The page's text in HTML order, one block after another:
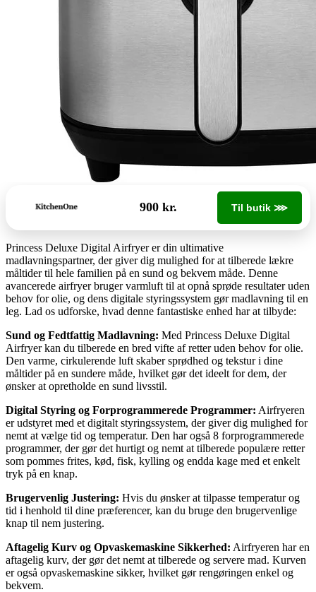
900 kr. Til butik ⋙
Princess Deluxe Digital Airfryer er din ultimative
madlavningspartner, der giver dig mulighed for at tilberede lækre
måltider til hele familien på en sund og bekvem måde. Denne
avancerede airfryer bruger varmluft til at opnå sprøde resultater uden
behov for olie, og dens digitale styringssystem gør madlavning til en
leg. Lad os udforske, hvad denne fantastiske enhed har at tilbyde:
Sund og Fedtfattig Madlavning: Med Princess Deluxe Digital
Airfryer kan du tilberede en bred vifte af retter uden behov for olie.
Den varme, cirkulerende luft skaber sprødhed og tekstur i dine
måltider på en sundere måde, hvilket gør det ideelt for dem, der
ønsker at opretholde en sund livsstil.
Digital Styring og Forprogrammerede Programmer: Airfryeren
er udstyret med et digitalt styringssystem, der giver dig mulighed for
nemt at vælge tid og temperatur. Den har også 8 forprogrammerede
programmer, der gør det hurtigt og nemt at tilberede populære retter
som pommes frites, kød, fisk, kylling og endda kage med et enkelt
tryk på en knap.
Brugervenlig Justering: Hvis du ønsker at tilpasse temperatur og
tid i henhold til dine præferencer, kan du bruge den brugervenlige
knap til nem justering.
Aftagelig Kurv og Opvaskemaskine Sikkerhed: Airfryeren har en
aftagelig kurv, der gør det nemt at tilberede og servere mad. Kurven
er også opvaskemaskine sikker, hvilket gør rengøringen enkel og
bekvem.